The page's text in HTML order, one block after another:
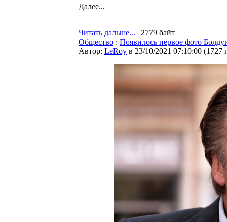
Далее...
Читать дальше... | 2779 байт
Общество : Появилось первое фото
Автор: LeRoy в 23/10/2021 07:10:00 (1727